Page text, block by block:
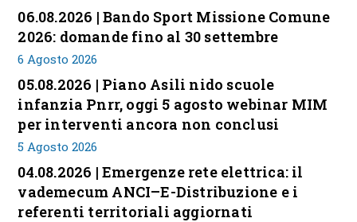
06.08.2026 | Bando Sport Missione Comune
2026: domande fino al 30 settembre
6 Agosto 2026
05.08.2026 | Piano Asili nido scuole
infanzia Pnrr, oggi 5 agosto webinar MIM
per interventi ancora non conclusi
5 Agosto 2026
04.08.2026 | Emergenze rete elettrica: il
vademecum ANCI–E-Distribuzione e i
referenti territoriali aggiornati